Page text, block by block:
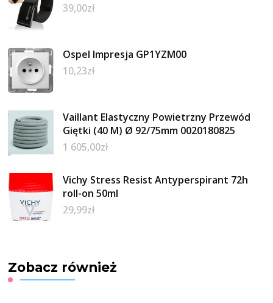
39,00zł
Ospel Impresja GP1YZM00
10,23zł
Vaillant Elastyczny Powietrzny Przewód
Giętki (40 M) Ø 92/75mm 0020180825
1 605,00zł
Vichy Stress Resist Antyperspirant 72h
roll-on 50ml
29,99zł
Zobacz również